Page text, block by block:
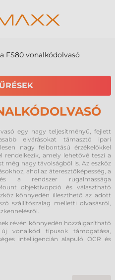
FS80 vonalkódolvasó
egy nagy teljesítményű, fejlett
elvárásokat támasztó ipari
nagy felbontású érzékelőkkel
rendelkezik, amely lehetővé teszi a
még nagy távolságból is. Az eszköz
ahol az áteresztőképesség, a
és a rendszer rugalmassága
objektívopció és választható
könnyedén illeszthető az adott
szállítószalag melletti olvasásról,
révén könnyedén hozzáigazítható
vonalkód típusok támogatása,
intelligencián alapuló OCR és